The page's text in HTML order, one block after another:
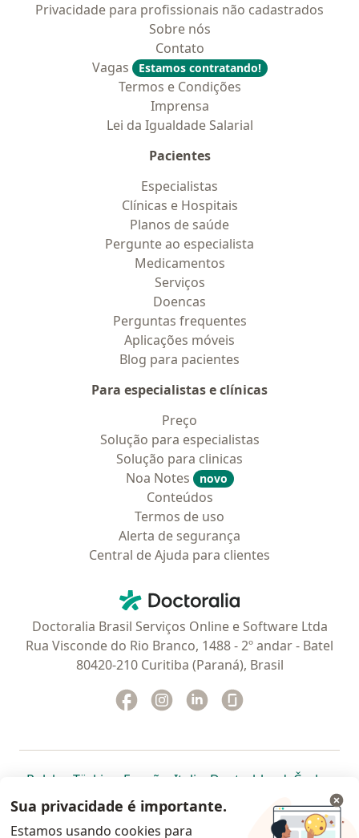
Privacidade para profissionais não cadastrados
Sobre nós
Contato
Vagas
Estamos contratando!
Termos e Condições
Imprensa
Lei da Igualdade Salarial
Pacientes
Especialistas
Clínicas e Hospitais
Planos de saúde
Pergunte ao especialista
Medicamentos
Serviços
Doencas
Perguntas frequentes
Aplicações móveis
Blog para pacientes
Para especialistas e clínicas
Preço
Solução para especialistas
Solução para clinicas
Noa Notes
novo
Conteúdos
Termos de uso
Alerta de segurança
Central de Ajuda para clientes
Doctoralia - Homepage
Doctoralia Brasil Serviços Online e Software Ltda
Rua Visconde do Rio Branco, 1488 - 2º andar - Batel
80420-210 Curitiba (Paraná), Brasil
Facebook
abre num novo separador
Instagram
abre num novo separador
Linkedin
abre num novo
Polska abre num novo separador
Türkiye abre num novo separador
España abre num novo separador
Italia abre num novo
Deutschlandabre num
Česko
Portugal abre num novo separador
, México abre num novo separador
, abre num novo separador
Brasil abre num novoabre num
abre
Colombia abre num novo
Sua privacidade é importante.
Estamos usando cookies para